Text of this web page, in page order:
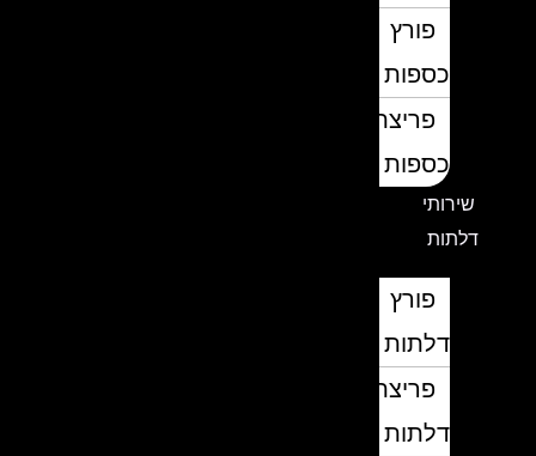
פורץ
כספות
פריצת
כספות
שירותי
דלתות
פורץ
דלתות
פריצת
דלתות